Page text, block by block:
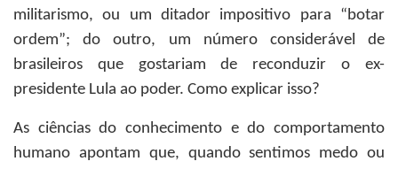
militarismo, ou um ditador impositivo para “botar
ordem”; do outro, um número considerável de
brasileiros que gostariam de reconduzir o ex-
presidente Lula ao poder. Como explicar isso?
As ciências do conhecimento e do comportamento
humano apontam que, quando sentimos medo ou